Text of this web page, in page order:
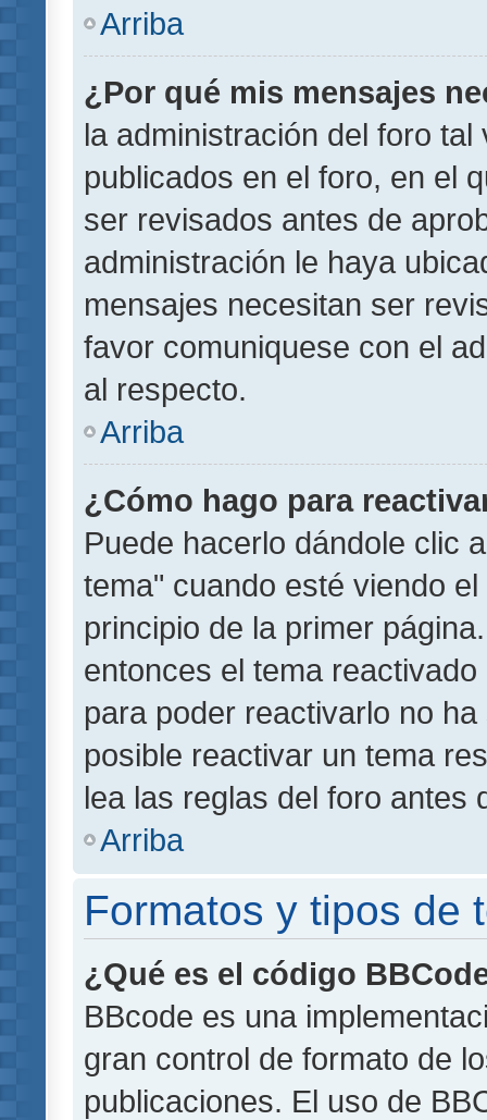
Arriba
¿Por qué mis mensajes
la administración del foro
publicados en el foro, en el
ser revisados antes de
administración le haya
mensajes necesitan ser
favor comuniquese con el
al respecto.
Arriba
¿Cómo hago para
Puede hacerlo dándole clic
tema" cuando esté viendo
principio de la primer
entonces el tema
para poder reactivarlo no
posible reactivar un tema
lea las reglas del foro antes
Arriba
Formatos y tipos de
¿Qué es el código
BBcode es una
gran control de formato de
publicaciones. El uso de